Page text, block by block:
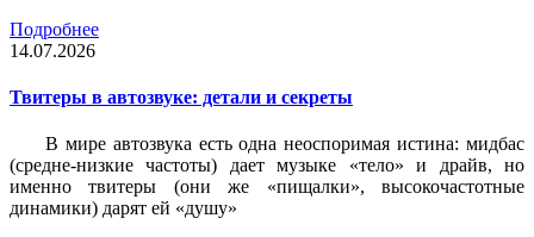
Подробнее
14.07.2026
Твитеры в автозвуке: детали и секреты
В мире автозвука есть одна неоспоримая истина: мидбас
(средне-низкие частоты) дает музыке «тело» и драйв, но
именно твитеры (они же «пищалки», высокочастотные
динамики) дарят ей «душу»